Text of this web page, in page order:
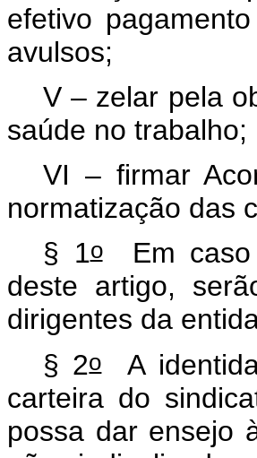
efetivo
avulsos;
V – zelar pela
saúde no trabalho;
VI – firmar
normatização das
§ 1oEm caso
deste artigo,
dirigentes da
§ 2oA
carteira do
possa dar ensejo